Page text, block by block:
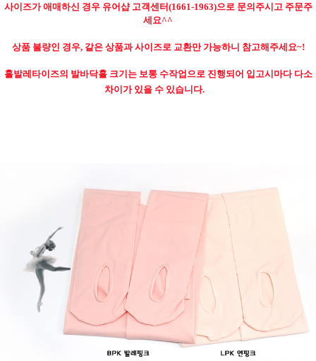
사이즈가 애매하신 경우 유어샵 고객센터(1661-1963)으로 문의주시고 주문주
세요^^
상품 불량인 경우, 같은 상품과 사이즈로 교환만 가능하니 참고해주세요~!
홀발레타이즈의 발바닥홀 크기는 보통 수작업으로 진행되어 입고시마다 다소
차이가 있을 수 있습니다.